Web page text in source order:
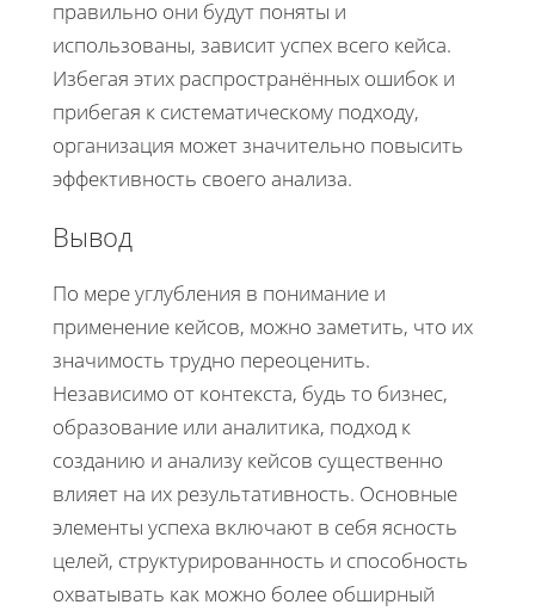
правильно они будут поняты и
использованы, зависит успех всего кейса.
Избегая этих распространённых ошибок и
прибегая к систематическому подходу,
организация может значительно повысить
эффективность своего анализа.
Вывод
По мере углубления в понимание и
применение кейсов, можно заметить, что их
значимость трудно переоценить.
Независимо от контекста, будь то бизнес,
образование или аналитика, подход к
созданию и анализу кейсов существенно
влияет на их результативность. Основные
элементы успеха включают в себя ясность
целей, структурированность и способность
охватывать как можно более обширный